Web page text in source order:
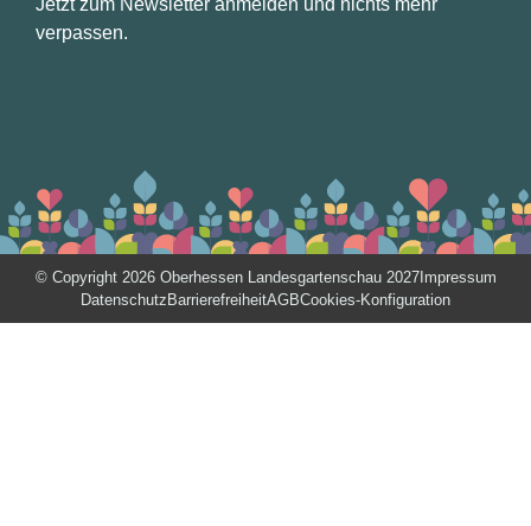
Jetzt zum Newsletter anmelden und nichts mehr
verpassen.
© Copyright 2026 Oberhessen Landesgartenschau 2027Impressum
Datenschutz BarrierefreiheitAGBCookies-Konfiguration